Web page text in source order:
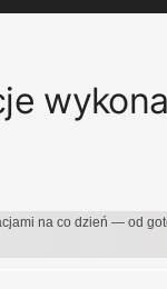
na co dzień — od